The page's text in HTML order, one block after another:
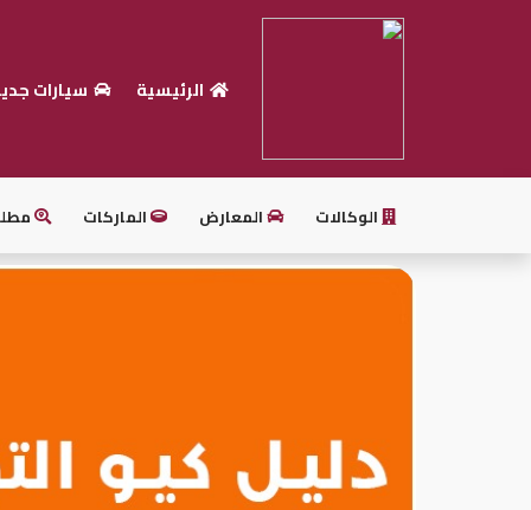
بيع
الرئيسية سيارات
الوكالات المعارض الماركات